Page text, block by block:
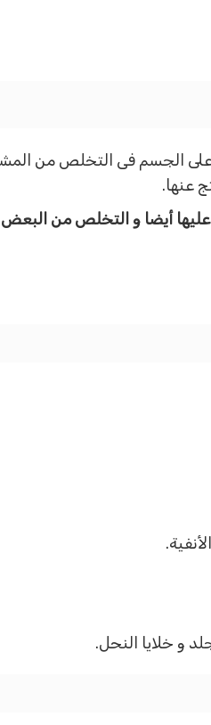
على الجسم فى التخلص من
عنها.
أيضا و التخلص من
و خلايا النحل.